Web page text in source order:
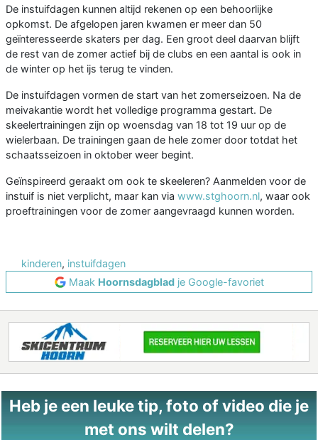
De instuifdagen kunnen altijd rekenen op een behoorlijke
opkomst. De afgelopen jaren kwamen er meer dan 50
geïnteresseerde skaters per dag. Een groot deel daarvan blijft
de rest van de zomer actief bij de clubs en een aantal is ook in
de winter op het ijs terug te vinden.
De instuifdagen vormen de start van het zomerseizoen. Na de
meivakantie wordt het volledige programma gestart. De
skeelertrainingen zijn op woensdag van 18 tot 19 uur op de
wielerbaan. De trainingen gaan de hele zomer door totdat het
schaatsseizoen in oktober weer begint.
Geïnspireerd geraakt om ook te skeeleren? Aanmelden voor de
instuif is niet verplicht, maar kan via www.stghoorn.nl, waar ook
proeftrainingen voor de zomer aangevraagd kunnen worden.
kinderen, instuifdagen
Maak Hoornsdagbladje Google-favoriet
Heb je een leuke tip, foto of video die je
met ons wilt delen?